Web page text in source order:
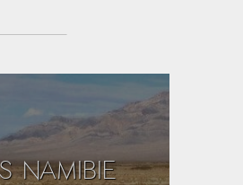
NAMIBIE